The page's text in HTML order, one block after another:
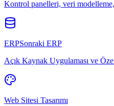
Kontrol panelleri, veri
ERPSonraki ERP
Açık Kaynak Uygulaması ve
Web Sitesi Tasarımı